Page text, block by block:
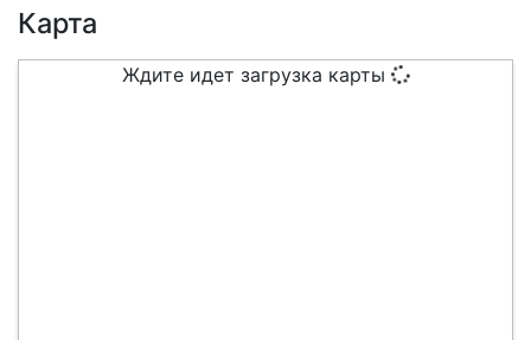
Карта
Ждите идет загрузка карты